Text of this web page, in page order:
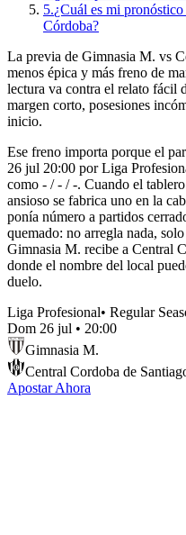
5.¿Cuál es mi
Córdoba?
La previa de Gimnasia M. vs
menos épica y más freno de
lectura va contra el relato fácil
margen corto, posesiones
inicio.
Ese freno importa porque el
26 jul 20:00 por Liga
como - / - / -. Cuando el
ansioso se fabrica uno en la
ponía número a partidos
quemado: no arregla nada,
Gimnasia M. recibe a Central
donde el nombre del local
duelo.
Liga Profesional• Regular
Dom 26 jul • 20:00
Gimnasia M.
Central Cordoba de
Apostar Ahora